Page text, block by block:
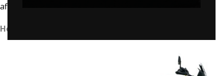
affidabilità che originalità.
Home